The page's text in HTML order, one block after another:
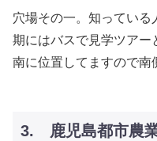
穴場その一。知ってい
期にはバスで見学ツアー
南に位置してますので南
3. 鹿児島都市農